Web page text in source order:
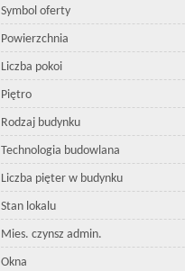
Symbol oferty
Powierzchnia
Liczba pokoi
Piętro
Rodzaj budynku
Technologia budowlana
Liczba pięter w budynku
Stan lokalu
Mies. czynsz admin.
Okna